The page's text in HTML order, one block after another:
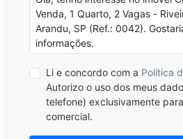
Li e concordo com a Política
Autorizo o uso dos meus
telefone) exclusivamente
comercial.